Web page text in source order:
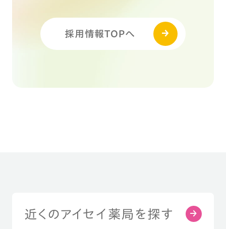
採用情報TOPへ
近くのアイセイ薬局を探す